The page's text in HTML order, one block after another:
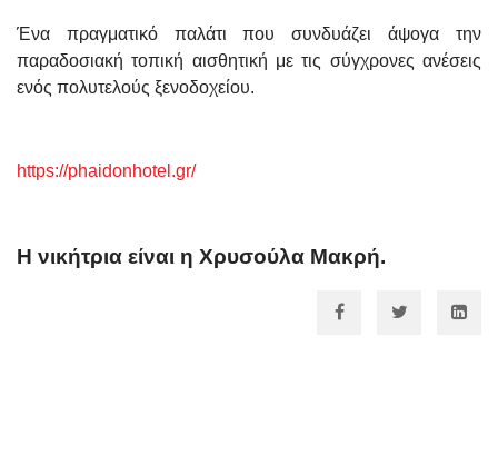
Ένα πραγματικό παλάτι που συνδυάζει άψογα την
παραδοσιακή τοπική αισθητική με τις σύγχρονες ανέσεις
ενός πολυτελούς ξενοδοχείου.
https://phaidonhotel.gr/
Η νικήτρια είναι η Χρυσούλα Μακρή.